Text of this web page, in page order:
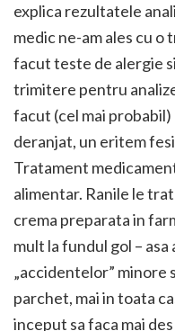
explica rezultatele
medic ne-am ales cu o
facut teste de alergie
trimitere pentru
facut (cel mai
deranjat, un eritem
Tratament
alimentar. Ranile le
crema preparata in
mult la fundul gol –
„accidentelor” minore
parchet, mai in toata
inceput sa faca mai